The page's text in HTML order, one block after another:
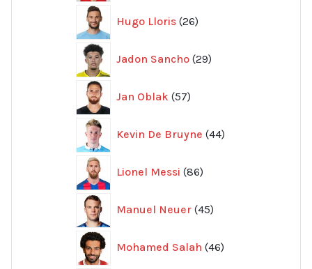
Hugo Lloris 26
produkter
Jadon Sancho 29
produkter
Jan Oblak 57
produkter
Kevin De Bruyne 44
produkter
Lionel Messi 86
produkter
Manuel Neuer 45
produkter
Mohamed Salah 46
produkter